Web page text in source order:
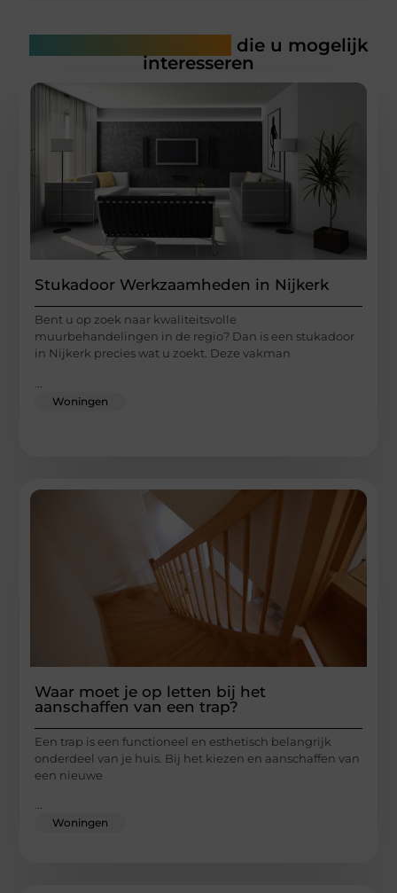
die u mogelijk
interesseren
Stukadoor Werkzaamheden in Nijkerk
Bent u op zoek naar kwaliteitsvolle
muurbehandelingen in de regio? Dan is een stukadoor
in Nijkerk precies wat u zoekt. Deze vakman
Woningen
Waar moet je op letten bij het
aanschaffen van een trap?
Een trap is een functioneel en esthetisch belangrijk
onderdeel van je huis. Bij het kiezen en aanschaffen van
een nieuwe
Woningen